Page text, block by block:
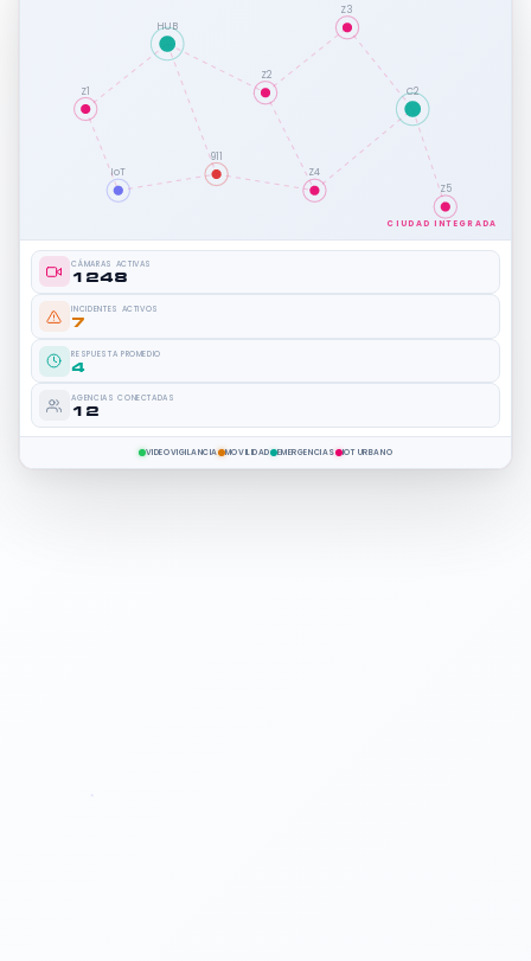
Z1
HUB
Z2
Z3
C2
911
Z4
IoT
Z5
CIUDAD INTEGRADA
CÁMARAS ACTIVAS
1248
INCIDENTES ACTIVOS
7
RESPUESTA PROMEDIO
4
AGENCIAS CONECTADAS
12
VIDEOVIGILANCIA MOVILIDAD EMERGENCIAS IOT URBANO